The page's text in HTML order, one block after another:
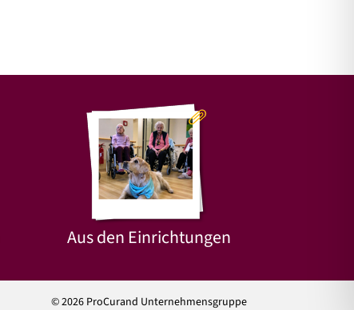
Aus den Einrichtungen
© 2026 ProCurand Unternehmensgruppe